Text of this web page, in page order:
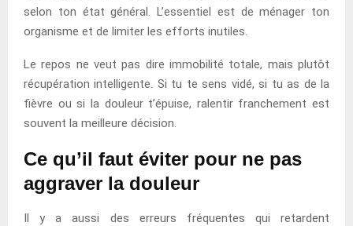
selon ton état général. L’essentiel est de ménager ton
organisme et de limiter les efforts inutiles.
Le repos ne veut pas dire immobilité totale, mais plutôt
récupération intelligente. Si tu te sens vidé, si tu as de la
fièvre ou si la douleur t’épuise, ralentir franchement est
souvent la meilleure décision.
Ce qu’il faut éviter pour ne pas
aggraver la douleur
Il y a aussi des erreurs fréquentes qui retardent